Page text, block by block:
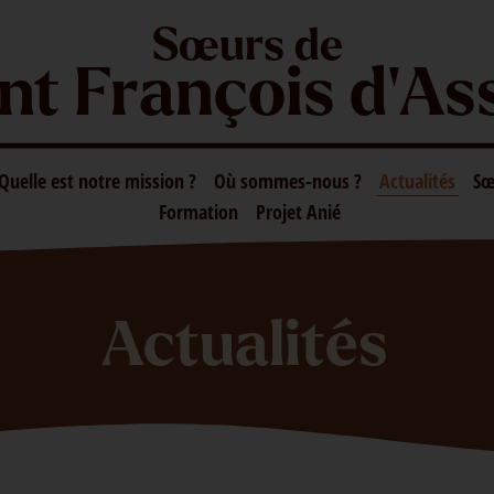
Sœurs de
François
est notre mission ? Où sommes-nous ? Actualités
Formation
Projet Anié
Actualités